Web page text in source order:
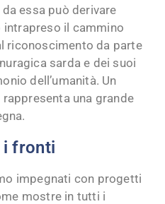
essa può derivare
il cammino
riconoscimento da parte
sarda e dei suoi
dell’umanità. Un
una grande
i fronti
impegnati con progetti
mostre in tutti i